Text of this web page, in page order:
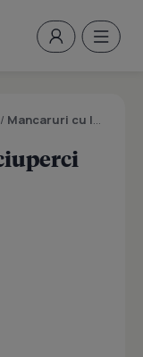
/ Mancaruri cu legume si zarzavaturi